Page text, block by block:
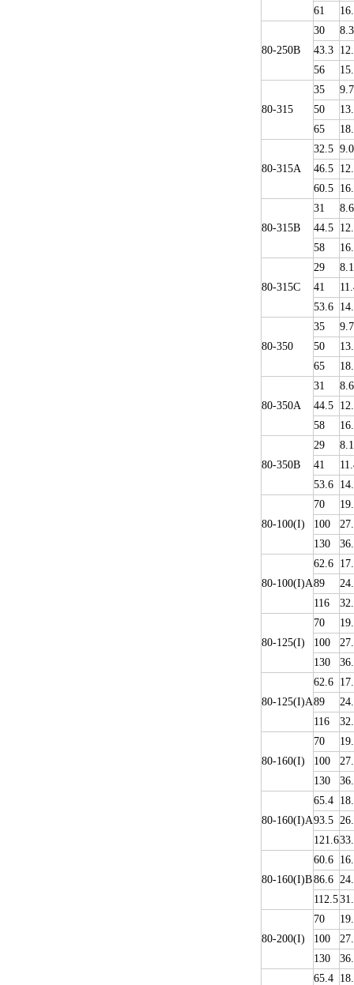
61
80-250B
30
8.3
43.3
56
80-315
35
50
65
80-315A
32.5 9.0
46.5
60.5
80-315B
31
8.6
44.5
58
80-315C
29
8.1
41
53.6
80-350
35
50
65
80-350A
31
8.6
44.5
58
80-350B
29
8.1
41
53.6
80-100(I)
70
100
130
80-100(I)A
62.6
89
116
80-125(I)
70
100
130
80-125(I)A
62.6
89
116
80-160(I)
70
100
130
80-160(I)A
65.4
93.5
121.6
80-160(I)B
60.6
86.6
112.5
80-200(I)
70
100
130
65.4